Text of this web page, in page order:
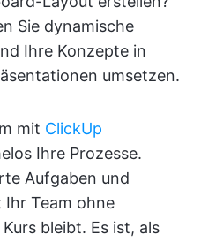
Sie dynamische
Ihre Konzepte in
umsetzen.
mit ClickUp
Ihre Prozesse.
Aufgaben und
Ihr Team ohne
bleibt. Es ist, als